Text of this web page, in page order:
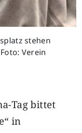
stehen
Verein
Tag bittet
in